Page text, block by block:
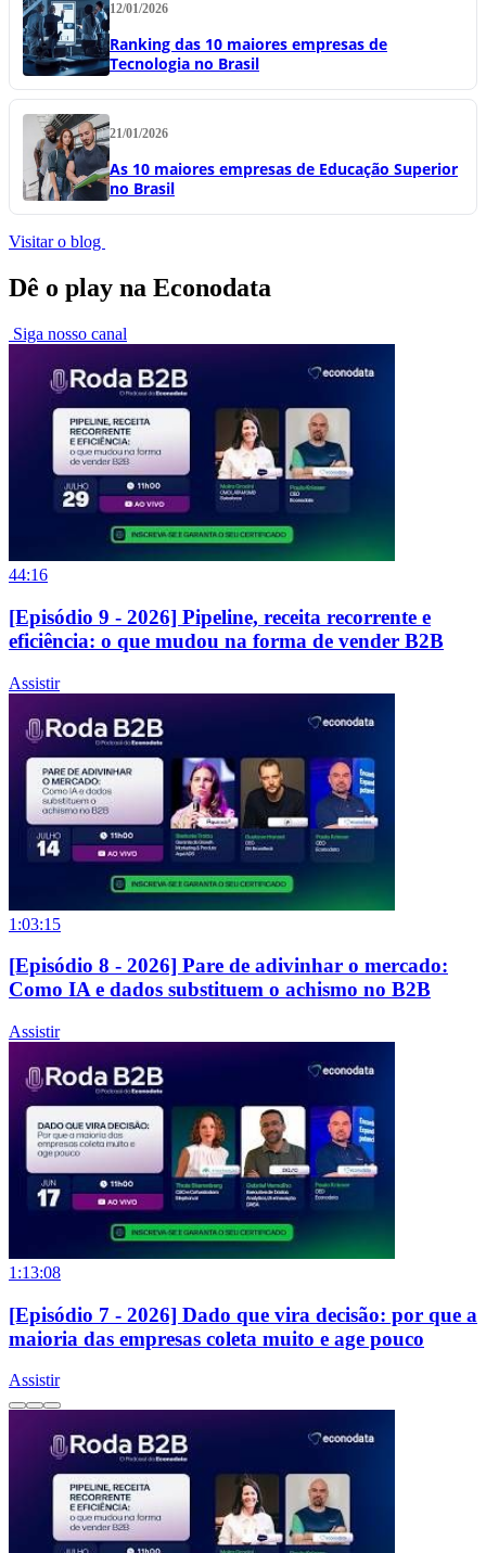
12/01/2026
Ranking das 10 maiores empresas de
Tecnologia no Brasil
21/01/2026
As 10 maiores empresas de Educação Superior
no Brasil
Visitar o blog
Dê o play na Econodata
Siga nosso canal
44:16
[Episódio 9 - 2026] Pipeline, receita recorrente e
eficiência: o que mudou na forma de vender B2B
Assistir
1:03:15
[Episódio 8 - 2026] Pare de adivinhar o mercado:
Como IA e dados substituem o achismo no B2B
Assistir
1:13:08
[Episódio 7 - 2026] Dado que vira decisão: por que a
maioria das empresas coleta muito e age pouco
Assistir